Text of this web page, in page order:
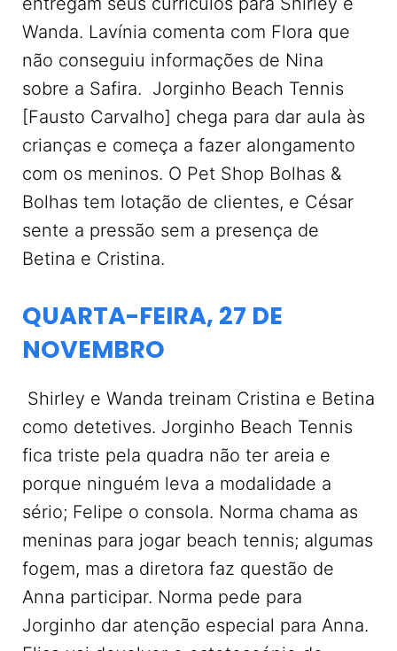
Wanda. Lavínia comenta com Flora que
não conseguiu informações de Nina
sobre a Safira. Jorginho Beach Tennis
[Fausto Carvalho] chega para dar aula às
crianças e começa a fazer alongamento
com os meninos. O Pet Shop Bolhas &
Bolhas tem lotação de clientes, e César
sente a pressão sem a presença de
Betina e Cristina.
QUARTA-FEIRA, 27 DE
NOVEMBRO
Shirley e Wanda treinam Cristina e Betina
como detetives. Jorginho Beach Tennis
fica triste pela quadra não ter areia e
porque ninguém leva a modalidade a
sério; Felipe o consola. Norma chama as
meninas para jogar beach tennis; algumas
fogem, mas a diretora faz questão de
Anna participar. Norma pede para
Jorginho dar atenção especial para Anna.